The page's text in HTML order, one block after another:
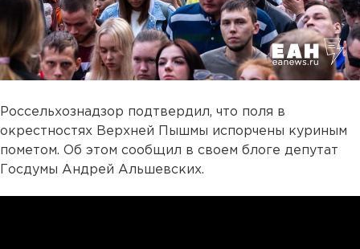
Россельхознадзор подтвердил, что поля в
окрестностях Верхней Пышмы испорчены куриным
пометом. Об этом сообщил в своем блоге депутат
Госдумы Андрей Альшевских.